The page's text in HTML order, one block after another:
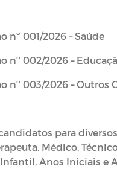
nº 001/2026 – Saúde
nº 002/2026 –
nº 003/2026 – Outros
para
Médico,
Anos Iniciais e